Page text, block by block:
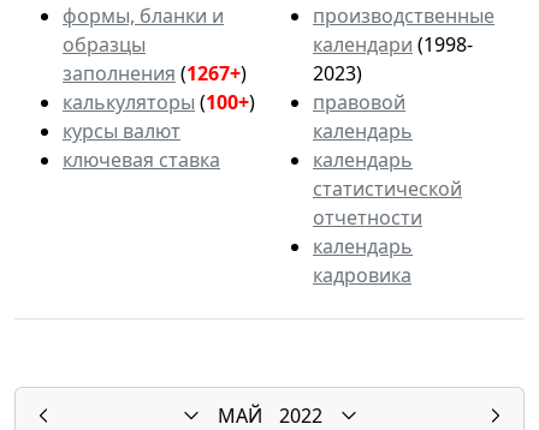
формы, бланки и
образцы
заполнения (1267+)
калькуляторы (100+)
курсы валют
ключевая ставка
производственные
календари (1998-
2023)
правовой
календарь
календарь
статистической
отчетности
календарь
кадровика
МАЙ
2022